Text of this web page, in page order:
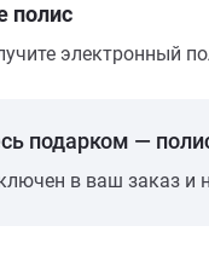
полис
электронный
подарком —
в ваш заказ и